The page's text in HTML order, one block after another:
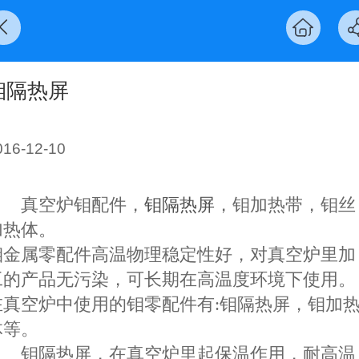
隔热屏
12-10
空炉钼配件，钼隔热屏 ，钼加热带，钼丝
体。
属零配件高温物理稳定性好，对真空炉里加
产品无污染，可长期在高温度环境下使用。
空炉中使用的钼零配件有:钼隔热屏，钼加
。
隔热屏，在真空炉里起保温作用，耐高温